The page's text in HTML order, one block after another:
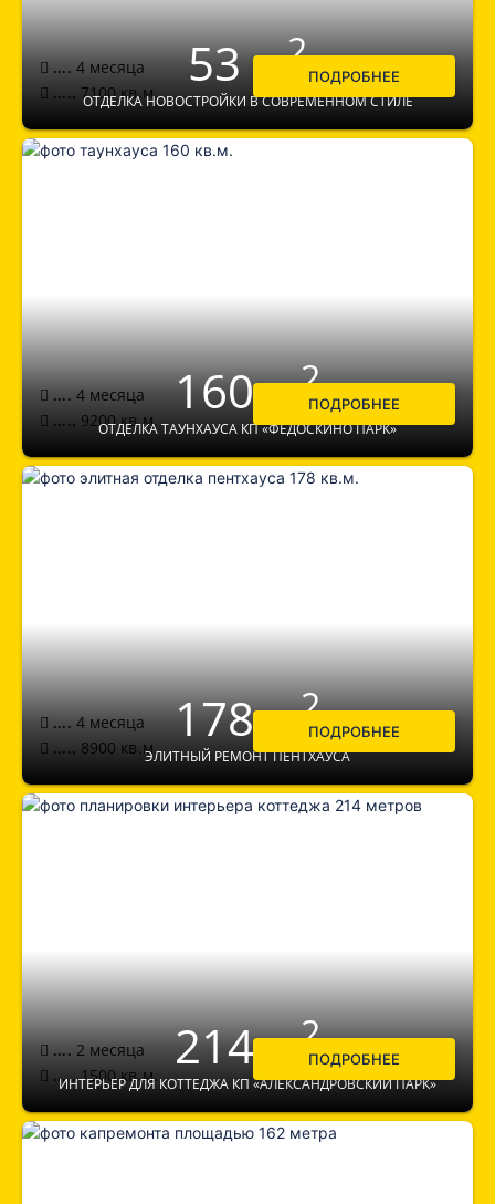
53 м2
ОТДЕЛКА НОВОСТРОЙКИ В СОВРЕМЕННОМ СТИЛЕ
.... 4 месяца
..... 7100кв.м.
ПОДРОБНЕЕ
160 м2
ОТДЕЛКА ТАУНХАУСА КП «ФЕДОСКИНО ПАРК»
.... 4 месяца
..... 9200кв.м.
ПОДРОБНЕЕ
178 м2
ЭЛИТНЫЙ РЕМОНТ ПЕНТХАУСА
.... 4 месяца
..... 8900 кв.м.
ПОДРОБНЕЕ
214 м2
ИНТЕРЬЕР ДЛЯ КОТТЕДЖА КП «АЛЕКСАНДРОВСКИЙ ПАРК»
.... 2 месяца
.....1500кв.м.
ПОДРОБНЕЕ